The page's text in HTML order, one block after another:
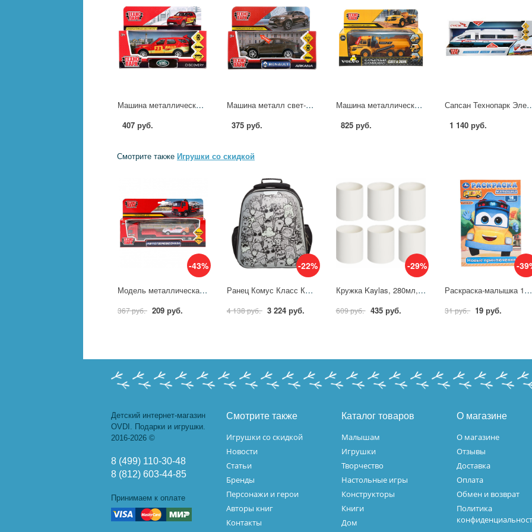
Машина металлическая "Land Rover Discovery Спорт" 12 см, открываются двери, инерция Технопарк DISCOVERY-S
407 руб.
Машина металл свет-звук Рено Аркана матовый бежевый, 12 см. Технопарк ARKANA-12SLFIL-BN
375 руб.
Машина металлическая свет-звук "Вольво Карьерный Самосвал", 16 см. Технопарк HAULERA25G-16SL-YE
825 руб.
Сапсан Технопарк
1 140 руб.
Смотрите также Игрушки со скидкой
-43%
Модель металлическая автоперевозчик, 19,5 см. и 7 см. Технопарк 1603I134-R
367 руб. 209 руб.
-22%
Ранец Комус Класс Коты серебро, меняет цвет, 2 отд. эргоном. спинка 1471164
4 138 руб. 3 224 руб.
-29%
Кружка Kaylas, 280мл, фарфор, белая без ручки 6шт/уп 2006331
609 руб. 435 руб.
-
Раскраска-малышка 16 заданий. Новые приключения, 8 стр. УМка 978-5-506-09775-4
31 руб. 19 руб.
Детский интернет-магазин
OVDI. Подарки и игрушки.
2016-2026 ©
8 (499) 110-30-48
8 (812) 603-44-85
Принимаем к оплате
Смотрите также
Игрушки со скидкой
Новости
Статьи
Бренды
Персонажи и герои
Авторы книг
Контакты
Каталог товаров
Малышам
Игрушки
Творчество
Настольные игры
Конструкторы
Книги
Дом
О магазине
О магазине
Отзывы
Доставка
Оплата
Обмен и возврат
Политика